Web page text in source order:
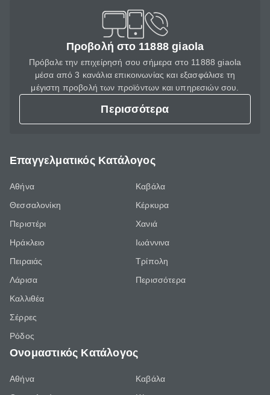
Προβολή στο 11888 giaola
Πρόβαλε την επιχείρησή σου σήμερα στο 11888 giaola
μέσα από 3 κανάλια επικοινωνίας και εξασφάλισε τη
μέγιστη προβολή των προϊόντων και υπηρεσιών σου.
Περισσότερα
Επαγγελματικός Κατάλογος
Αθήνα
Θεσσαλονίκη
Περιστέρι
Ηράκλειο
Πειραιάς
Λάρισα
Καλλιθέα
Σέρρες
Ρόδος
Καβάλα
Κέρκυρα
Χανιά
Ιωάννινα
Τρίπολη
Περισσότερα
Ονομαστικός Κατάλογος
Αθήνα
Καβάλα